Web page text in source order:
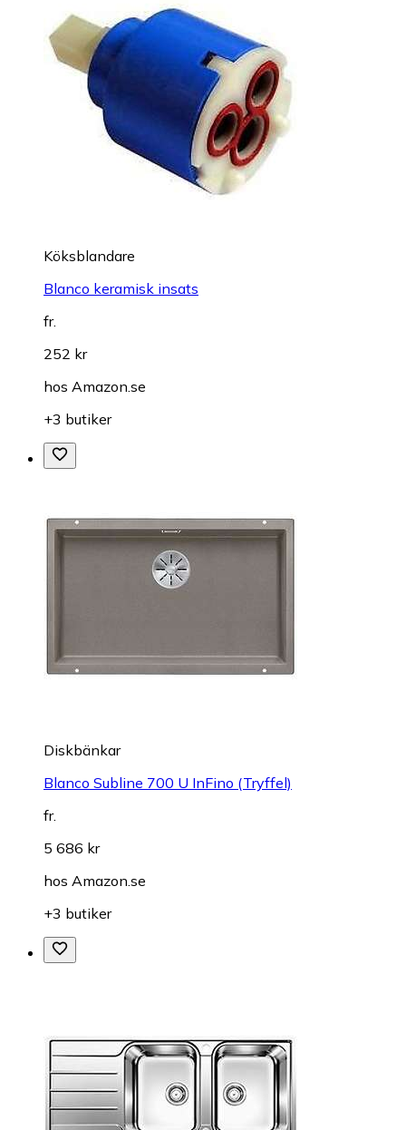
Köksblandare
Blanco keramisk insats
fr.
252 kr
hos Amazon.se
+3 butiker
Diskbänkar
Blanco Subline 700 U InFino (Tryffel)
fr.
5 686 kr
hos Amazon.se
+3 butiker